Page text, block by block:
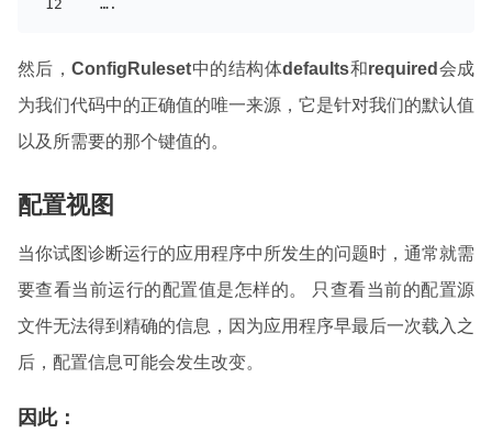
   ….
然后，ConfigRuleset中的结构体defaults和required 会成
为我们代码中的正确值的唯一来源，它是针对我们的默认值
以及所需要的那个键值的。
配置视图
当你试图诊断运行的应用程序中所发生的问题时，通常就需
要查看当前运行的配置值是怎样的。 只查看当前的配置源
文件无法得到精确的信息，因为应用程序早最后一次载入之
后，配置信息可能会发生改变。
因此：